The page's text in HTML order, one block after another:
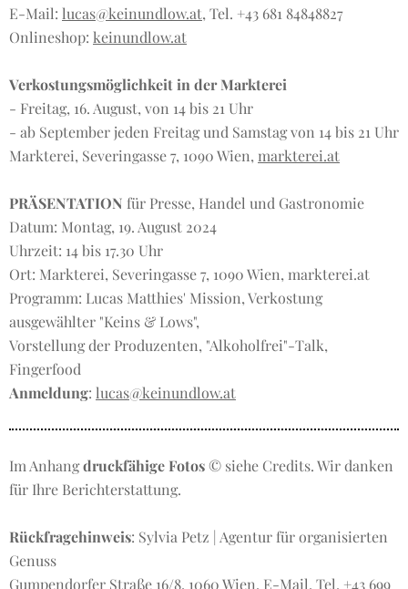
E-Mail: lucas@keinundlow.at, Tel. +43 681 84848827
Onlineshop: keinundlow.at
Verkostungsmöglichkeit in der Markterei
- Freitag, 16. August, von 14 bis 21 Uhr
- ab September jeden Freitag und Samstag von 14 bis 21 Uhr
Markterei, Severingasse 7, 1090 Wien, markterei.at
PRÄSENTATION für Presse, Handel und Gastronomie
Datum: Montag, 19. August 2024
Uhrzeit: 14 bis 17.30 Uhr
Ort: Markterei, Severingasse 7, 1090 Wien, markterei.at
Programm: Lucas Matthies' Mission, Verkostung
ausgewählter "Keins & Lows",
Vorstellung der Produzenten, "Alkoholfrei"-Talk,
Fingerfood
Anmeldung: lucas@keinundlow.at
Im Anhangdruckfähige Fotos© siehe Credits. Wir danken
für Ihre Berichterstattung.
Rückfragehinweis: Sylvia Petz | Agentur für organisierten
Genuss
Gumpendorfer Straße 16/8, 1060 Wien, E-Mail, Tel. +43 699